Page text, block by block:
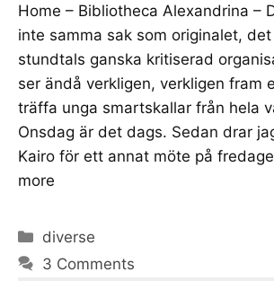
Home – Bibliotheca Alexandrina –
inte samma sak som originalet,
stundtals ganska kritiserad
ser ändå verkligen, verkligen fram
träffa unga smartskallar från hela
Onsdag är det dags. Sedan drar
Kairo för ett annat möte på
more
Categories
diverse
3 Comments